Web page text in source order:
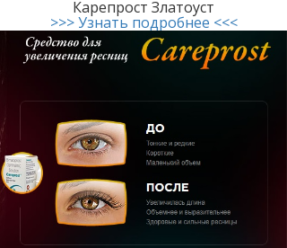
Карепрост Златоуст
>>> Узнать подробнее <<<